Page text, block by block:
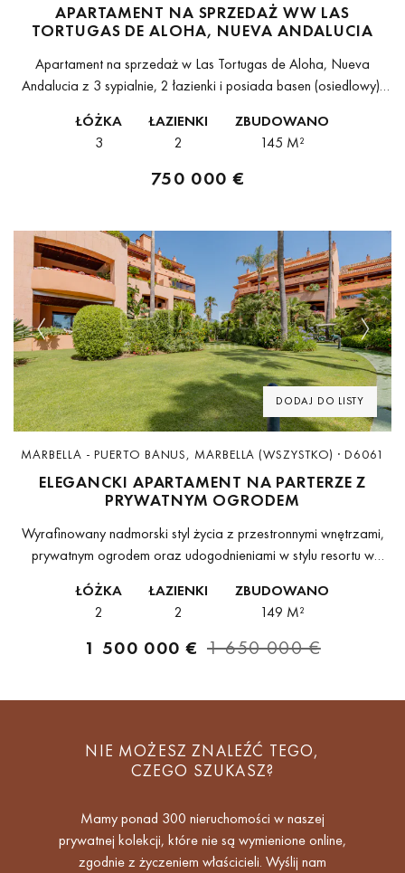
APARTAMENT NA SPRZEDAŻ WW LAS
TORTUGAS DE ALOHA, NUEVA ANDALUCIA
Apartament na sprzedaż w Las Tortugas de Aloha, Nueva
Andalucia z 3 sypialnie, 2 łazienki i posiada basen (osiedlowy),
wybudowano i 47m² taras.Ta...
ŁÓŻKA
3
ŁAZIENKI
2
ZBUDOWANO
145 M²
750 000 €
DODAJ DO LISTY
Previous Next
MARBELLA - PUERTO BANUS, MARBELLA (WSZYSTKO) · D6061
ELEGANCKI APARTAMENT NA PARTERZE Z
PRYWATNYM OGRODEM
Wyrafinowany nadmorski styl życia z przestronnymi wnętrzami,
prywatnym ogrodem oraz udogodnieniami w stylu resortu w
na parterze łączy nowoczesny komfort z przestronną strefą życia
wewnątrz...
ŁÓŻKA
2
ŁAZIENKI
2
ZBUDOWANO
149 M²
1 500 000 € 1 650 000 €
NIE MOŻESZ ZNALEŹĆ TEGO,
CZEGO SZUKASZ?
Mamy ponad 300 nieruchomości w naszej
prywatnej kolekcji, które nie są wymienione online,
zgodnie z życzeniem właścicieli. Wyślij nam